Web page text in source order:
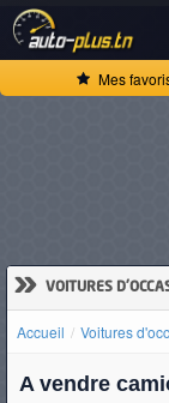
Mes
» VOITURES
Accueil Voitures
A vendre
ACCUEIL
D'OCCASION